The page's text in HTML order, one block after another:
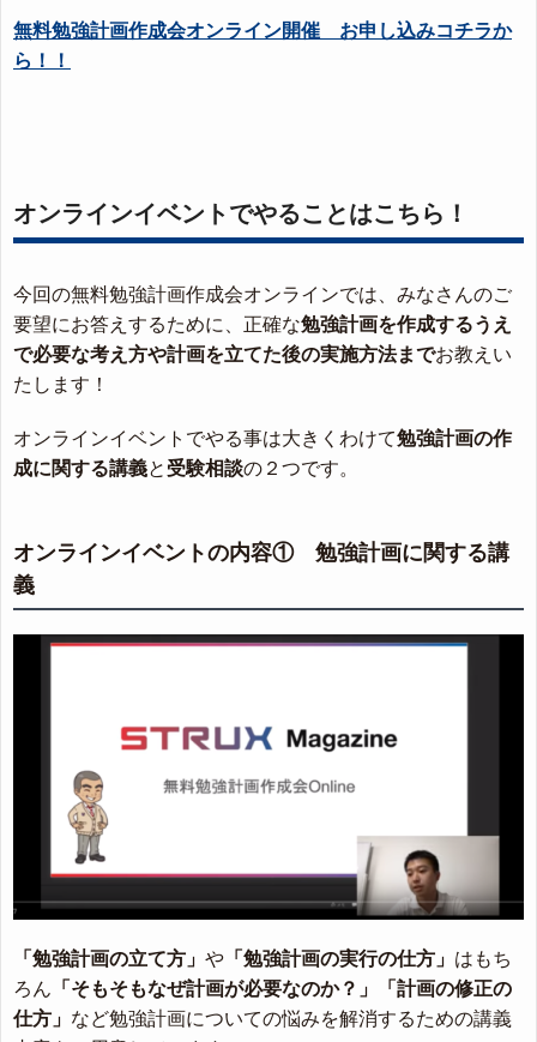
無料勉強計画作成会オンライン開催 お申し込みコチラか
ら！！
オンラインイベントでやることはこちら！
今回の無料勉強計画作成会オンラインでは、みなさんのご
要望にお答えするために、正確な勉強計画を作成するうえ
で必要な考え方や計画を立てた後の実施方法までお教えい
たします！
オンラインイベントでやる事は大きくわけて勉強計画の作
成に関する講義と 受験相談の２つです。
オンラインイベントの内容① 勉強計画に関する講
義
「勉強計画の立て方」 や 「勉強計画の実行の仕方」 はもち
ろん 「そもそもなぜ計画が必要なのか？」
「計画の修正の
仕方」 など勉強計画についての悩みを解消するための講義